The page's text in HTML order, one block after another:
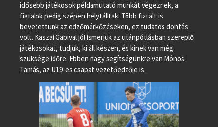
idősebb játékosok példamutató munkát végeznek, a
fiatalok pedig szépen helytálltak. Több fiatalt is
bevetettünk az edzőmérkőzéseken, ez tudatos döntés
volt. Kaszai Gabival jól ismerjük az utánpótlásban szereplő
játékosokat, tudjuk, ki áll készen, és kinek van még
szüksége időre. Ebben nagy segítségünkre van Mónos
Tamás, az U19-es csapat vezetőedzője is.